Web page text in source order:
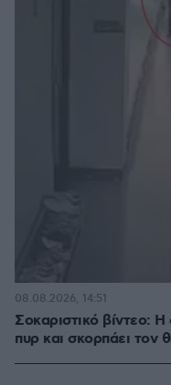
Σοκαριστικό βίντεο:
πυρ και σκορπάει τον
08.08.2026, 14:51